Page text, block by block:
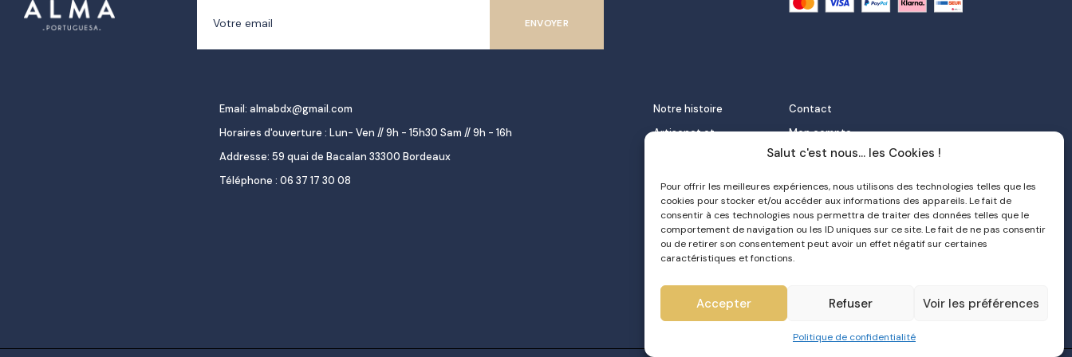
Salut c'est nous... les Cookies !
Pour offrir les meilleures expériences, nous utilisons des technologies telles que les
cookies pour stocker et/ou accéder aux informations des appareils. Le fait de
consentir à ces technologies nous permettra de traiter des données telles que le
comportement de navigation ou les ID uniques sur ce site. Le fait de ne pas consentir
ou de retirer son consentement peut avoir un effet négatif sur certaines
caractéristiques et fonctions.
Accepter Refuser Voir les préférences
Politique de confidentialité
Email: almabdx@gmail.com
Horaires d'ouverture : Lun- Ven // 9h - 15h30 Sam // 9h - 16h
Addresse: 59 quai de Bacalan 33300 Bordeaux
Téléphone : 06 37 17 30 08
Notre histoire
Artisanat et
Épicerie fine et
gourmet
Repas à emporter
Le pastel de nata
Contact
Mon compte
FAQ
Livraison
Politique de confidentialité
CGV